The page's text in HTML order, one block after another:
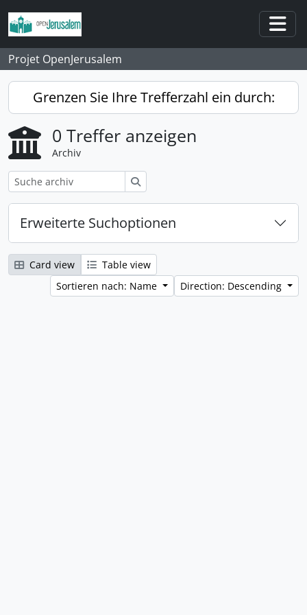
Skip to main content
Projet OpenJerusalem
Grenzen Sie Ihre Trefferzahl ein durch:
0 Treffer anzeigen
Archiv
Erweiterte Suchoptionen
Card view
Table view
Sortieren nach: Name
Direction: Descending